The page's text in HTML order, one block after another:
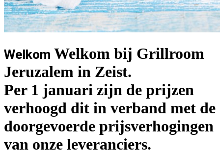
Welkom Welkom bij Grillroom
Jeruzalem in Zeist.
Per 1 januari zijn de prijzen
verhoogd dit in verband met de
doorgevoerde prijsverhogingen
van onze leveranciers.